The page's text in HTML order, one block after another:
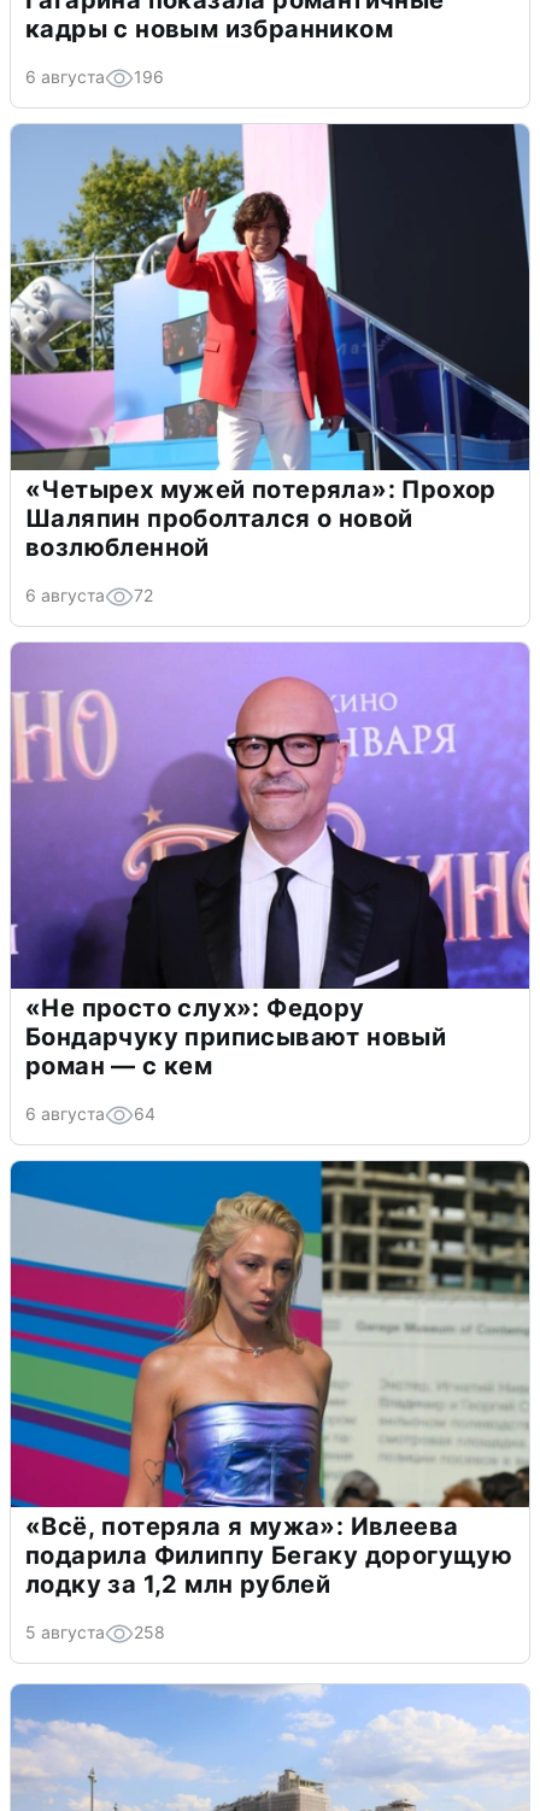
кадры с новым избранником
6 августа 196
«Четырех мужей потеряла»: Прохор
Шаляпин проболтался о новой
возлюбленной
6 августа 72
«Не просто слух»: Федору
Бондарчуку приписывают новый
роман — с кем
6 августа 64
«Всё, потеряла я мужа»: Ивлеева
подарила Филиппу Бегаку дорогущую
лодку за 1,2 млн рублей
5 августа 258